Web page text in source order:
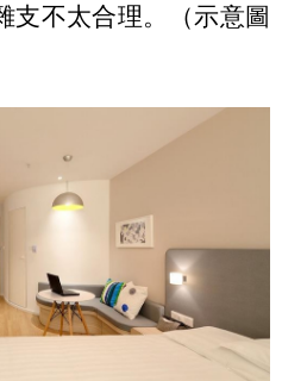
支不太合理。（示意圖